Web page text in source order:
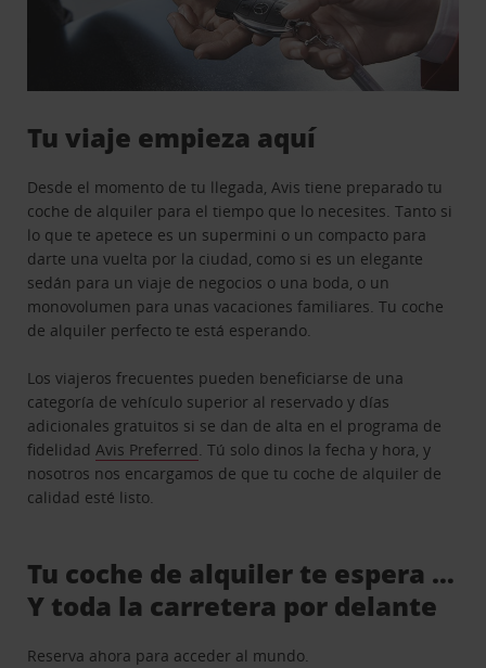
Tu viaje empieza aquí
Desde el momento de tu llegada, Avis tiene preparado tu
coche de alquiler para el tiempo que lo necesites. Tanto si
lo que te apetece es un supermini o un compacto para
darte una vuelta por la ciudad, como si es un elegante
sedán para un viaje de negocios o una boda, o un
monovolumen para unas vacaciones familiares. Tu coche
de alquiler perfecto te está esperando.
Los viajeros frecuentes pueden beneficiarse de una
categoría de vehículo superior al reservado y días
adicionales gratuitos si se dan de alta en el programa de
fidelidadAvis Preferred. Tú solo dinos la fecha y hora, y
nosotros nos encargamos de que tu coche de alquiler de
calidad esté listo.
Tu coche de alquiler te espera …
Y toda la carretera por delante
Reserva ahora para acceder al mundo.